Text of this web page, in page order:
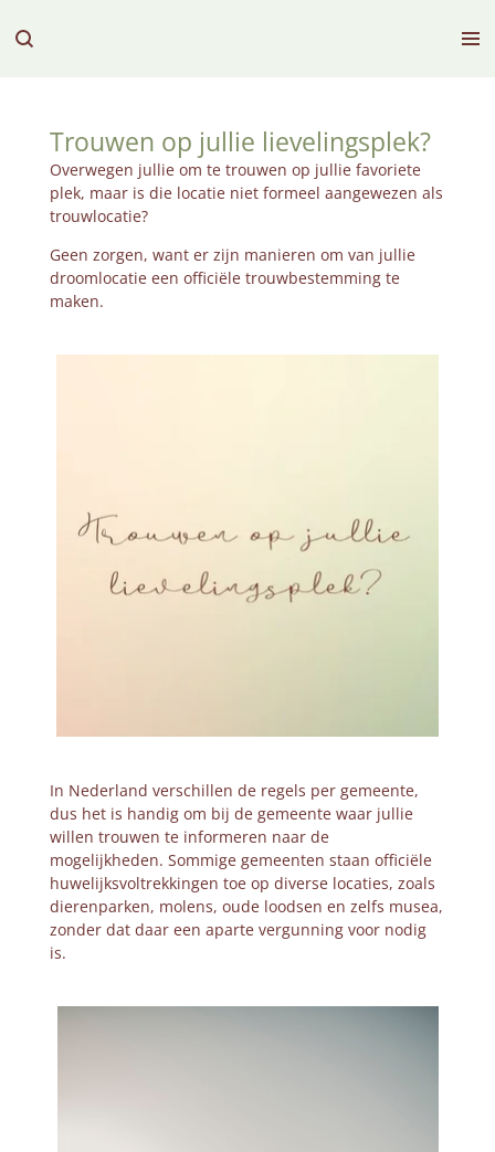
direct
Trouwen op jullie lievelingsplek?
Overwegen jullie om te trouwen op jullie favoriete
plek, maar is die locatie niet formeel aangewezen als
trouwlocatie?
Geen zorgen, want er zijn manieren om van jullie
droomlocatie een officiële trouwbestemming te
maken.
In Nederland verschillen de regels per gemeente,
dus het is handig om bij de gemeente waar jullie
willen trouwen te informeren naar de
mogelijkheden. Sommige gemeenten staan officiële
huwelijksvoltrekkingen toe op diverse locaties, zoals
dierenparken, molens, oude loodsen en zelfs musea,
zonder dat daar een aparte vergunning voor nodig
is.